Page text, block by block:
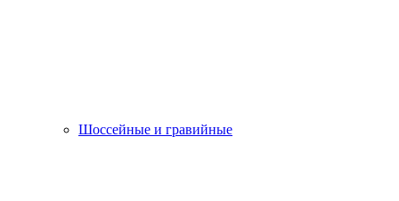
Шоссейные и гравийные